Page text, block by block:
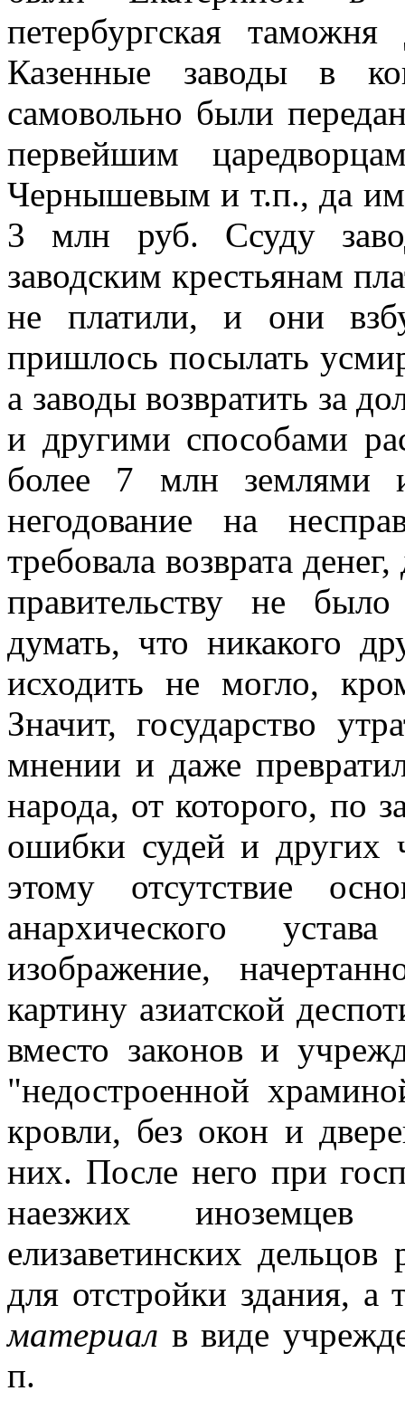
петербургская
Казенные заводы в
самовольно были
первейшим
Чернышевым и т.п., да им
3 млн руб. Ссуду
заводским крестьянам
не платили, и они
пришлось посылать
а заводы возвратить за
и другими способами
более 7 млн землями
негодование на
требовала возврата
правительству не
думать, что никакого
исходить не могло,
Значит, государство
мнении и даже
народа, от которого, по
ошибки судей и других
этому отсутствие
анархического
изображение,
картину азиатской
вместо законов и
"недостроенной
кровли, без окон и
них. После него при
наезжих
елизаветинских
для отстройки здания, а
материал в виде
п.